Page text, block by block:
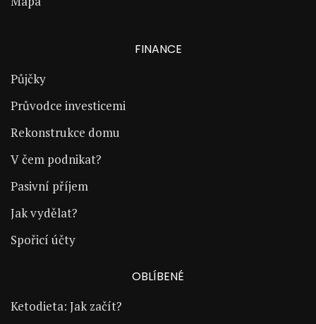
FINANCE
Půjčky
Průvodce investicemi
Rekonstrukce domu
V čem podnikat?
Pasivní příjem
Jak vydělat?
Spořicí účty
OBLÍBENÉ
Ketodieta: Jak začít?